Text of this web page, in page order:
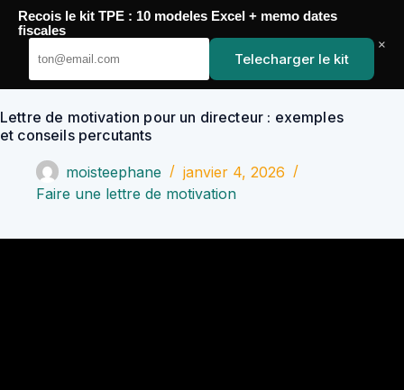
Passer
contenu
YoupiJobs
Lettre de motivation pour un directeur : exemples
et conseils percutants
moisteephane
janvier 4, 2026
Faire une lettre de motivation
Recois le kit TPE : 10 modeles Excel + memo dates
fiscales
Telecharger le kit
×